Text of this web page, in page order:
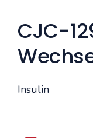
CJC-
Insulin